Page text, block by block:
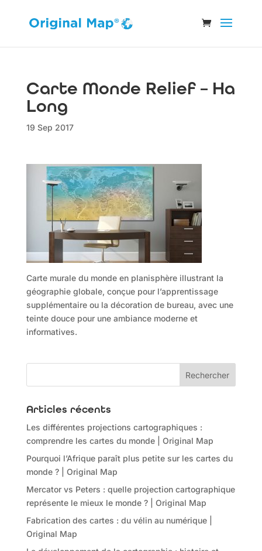
Carte Monde Relief – Ha
Long
19 Sep 2017
Carte murale du monde en planisphère illustrant la
géographie globale, conçue pour l’apprentissage
supplémentaire ou la décoration de bureau, avec une
teinte douce pour une ambiance moderne et
informatives.
Articles récents
Les différentes projections cartographiques :
comprendre les cartes du monde | Original Map
Pourquoi l’Afrique paraît plus petite sur les cartes du
monde ? | Original Map
Mercator vs Peters : quelle projection cartographique
représente le mieux le monde ? | Original Map
Fabrication des cartes : du vélin au numérique |
Original Map